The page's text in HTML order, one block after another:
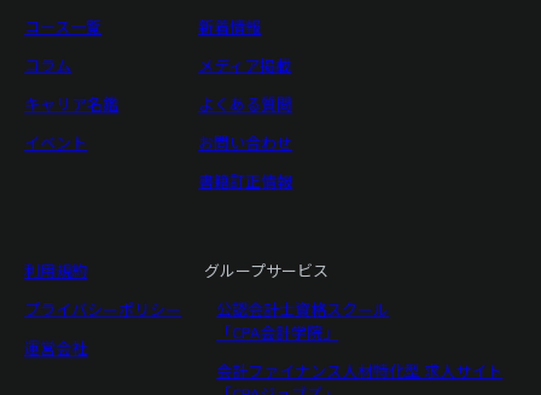
コース一覧
コラム
キャリア名鑑
イベント
新着情報
メディア掲載
よくある質問
お問い合わせ
書籍訂正情報
利用規約
プライバシーポリシー
運営会社
グループサービス
公認会計士資格スクール
「CPA会計学院」
会計ファイナンス人材特化型 求人サイト